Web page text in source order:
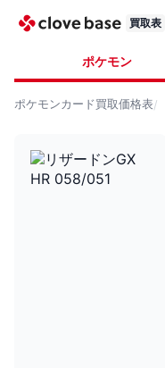
買取表
ポケモン
ポケモンカード買取価格表